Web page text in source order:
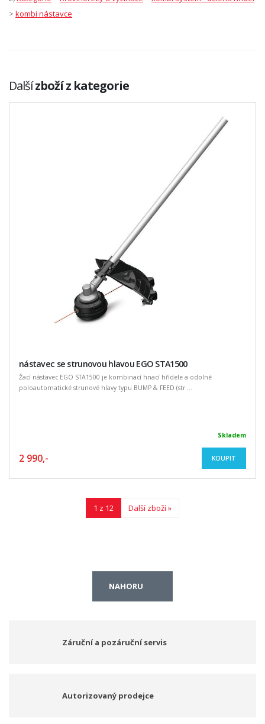
> kombi nástavce
Dalšízboží z kategorie
nástavec se strunovou hlavou EGO STA1500
Žací nástavec EGO STA1500 je kombinací hnací hřídele a odolné
poloautomatické strunové hlavy typu BUMP & FEED (str ...
Skladem
2 990,- KOUPIT
1 z 12 Další zboží »
NAHORU
Záruční a pozáruční servis
Autorizovaný prodejce